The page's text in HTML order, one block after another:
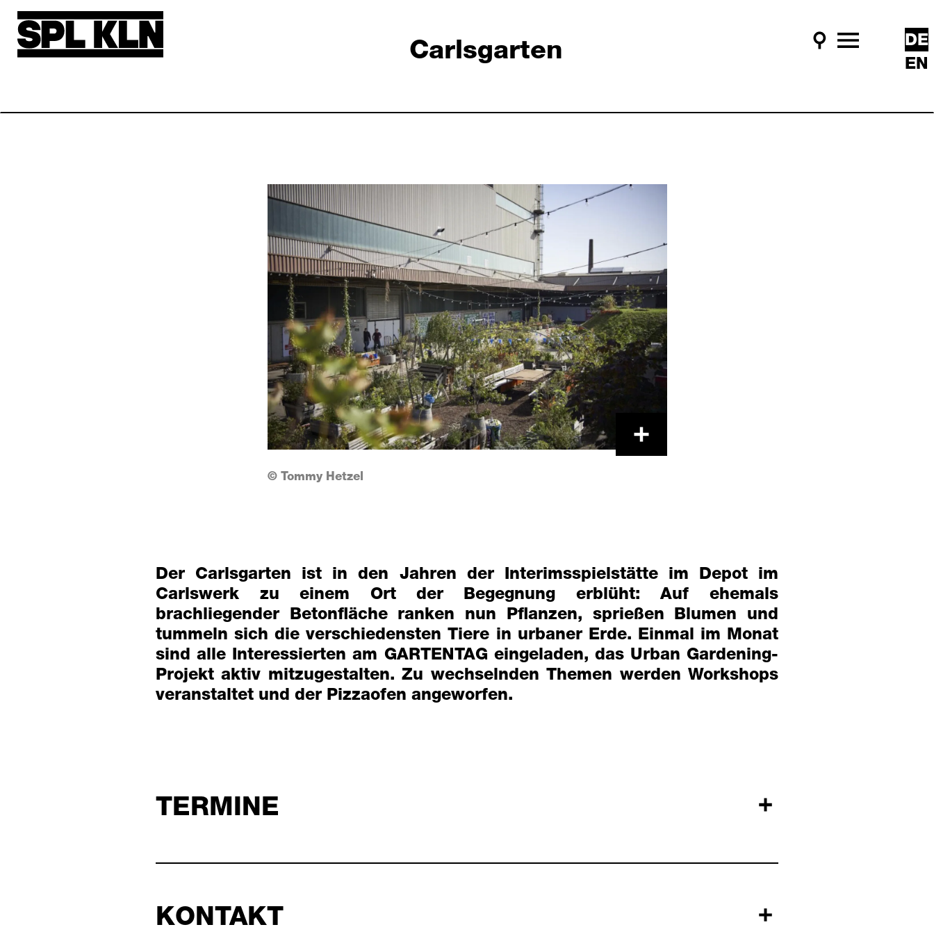
Direkt zum Inhalt
Carlsgarten
DE
EN
Zoom
© Tommy Hetzel
Der Carlsgarten ist in den Jahren der Interimsspielstätte im Depot im
Carlswerk zu einem Ort der Begegnung erblüht: Auf ehemals
brachliegender Betonfläche ranken nun Pflanzen, sprießen Blumen und
tummeln sich die verschiedensten Tiere in urbaner Erde. Einmal im Monat
sind alle Interessierten am GARTENTAG eingeladen, das Urban Gardening-
Projekt aktiv mitzugestalten. Zu wechselnden Themen werden Workshops
veranstaltet und der Pizzaofen angeworfen.
TERMINE
KONTAKT